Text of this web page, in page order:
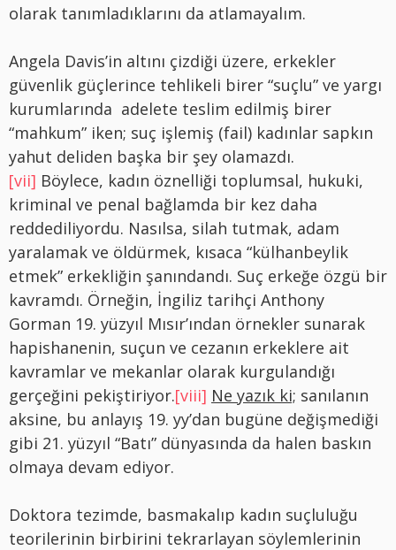
olarak tanımladıklarını da atlamayalım.
Angela Davis’in altını çizdiği üzere, erkekler
güvenlik güçlerince tehlikeli birer “suçlu” ve yargı
kurumlarında adelete teslim edilmiş birer
“mahkum” iken; suç işlemiş (fail) kadınlar sapkın
yahut deliden başka bir şey olamazdı.
[vii] Böylece, kadın öznelliği toplumsal, hukuki,
kriminal ve penal bağlamda bir kez daha
reddediliyordu. Nasılsa, silah tutmak, adam
yaralamak ve öldürmek, kısaca “külhanbeylik
etmek” erkekliğin şanındandı. Suç erkeğe özgü bir
kavramdı. Örneğin, İngiliz tarihçi Anthony
Gorman 19. yüzyıl Mısır’ından örnekler sunarak
hapishanenin, suçun ve cezanın erkeklere ait
kavramlar ve mekanlar olarak kurgulandığı
gerçeğini pekiştiriyor.[viii] Ne yazık ki; sanılanın
aksine, bu anlayış 19. yy’dan bugüne değişmediği
gibi 21. yüzyıl “Batı” dünyasında da halen baskın
olmaya devam ediyor.
Doktora tezimde, basmakalıp kadın suçluluğu
teorilerinin birbirini tekrarlayan söylemlerinin